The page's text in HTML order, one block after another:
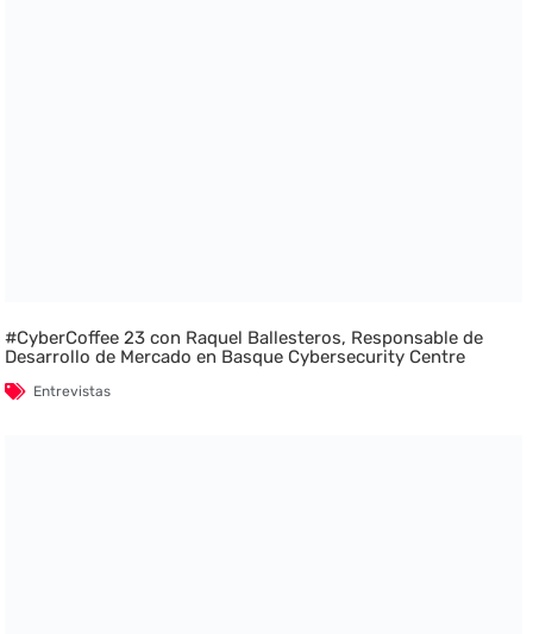
#CyberCoffee 23 con Raquel Ballesteros, Responsable de
Desarrollo de Mercado en Basque Cybersecurity Centre
Entrevistas